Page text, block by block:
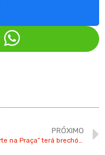
PRÓXIMO
“Feira Arte na Praça” terá brechó, capoeira e música ao vivo neste domingo em Valinhos